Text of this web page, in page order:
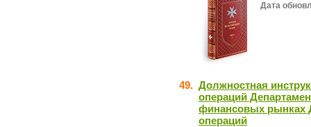
Дата
49. Должностная
операций
финансовых рынках
операций